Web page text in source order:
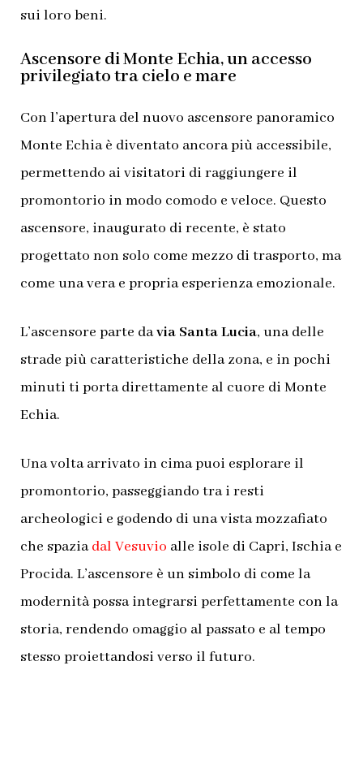
sui loro beni.
Ascensore di Monte Echia, un accesso
privilegiato tra cielo e mare
Con l’apertura del nuovo ascensore panoramico
Monte Echia è diventato ancora più accessibile,
permettendo ai visitatori di raggiungere il
promontorio in modo comodo e veloce. Questo
ascensore, inaugurato di recente, è stato
progettato non solo come mezzo di trasporto, ma
come una vera e propria esperienza emozionale.
L’ascensore parte davia Santa Lucia, una delle
strade più caratteristiche della zona, e in pochi
minuti ti porta direttamente al cuore di Monte
Echia.
Una volta arrivato in cima puoi esplorare il
promontorio, passeggiando tra i resti
archeologici e godendo di una vista mozzafiato
che spaziadal Vesuvio alle isole di Capri, Ischia e
Procida. L’ascensore è un simbolo di come la
modernità possa integrarsi perfettamente con la
storia, rendendo omaggio al passato e al tempo
stesso proiettandosi verso il futuro.